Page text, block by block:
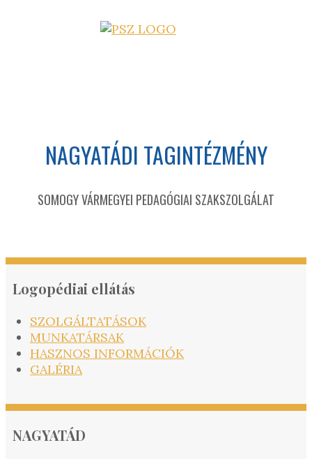
NAGYATÁDI TAGINTÉZMÉNY
SOMOGY VÁRMEGYEI PEDAGÓGIAI SZAKSZOLGÁLAT
Logopédiai ellátás
SZOLGÁLTATÁSOK
MUNKATÁRSAK
HASZNOS INFORMÁCIÓK
GALÉRIA
NAGYATÁD